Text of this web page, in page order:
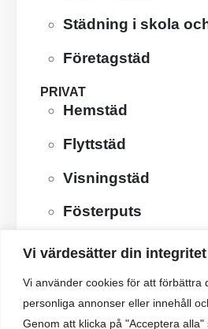
Vi värdesätter din integritet
Vi använder cookies för att förbättra
personliga annonser eller innehåll
Genom att klicka på "Acceptera
Städning i skola
Företagstäd
PRIVAT
Hemstäd
Flyttstäd
Visningstäd
Fösterputs
AIR-BNB Städning
Tömning av
KONTAKT
RING OSS NU
559341-8261
Följ oss